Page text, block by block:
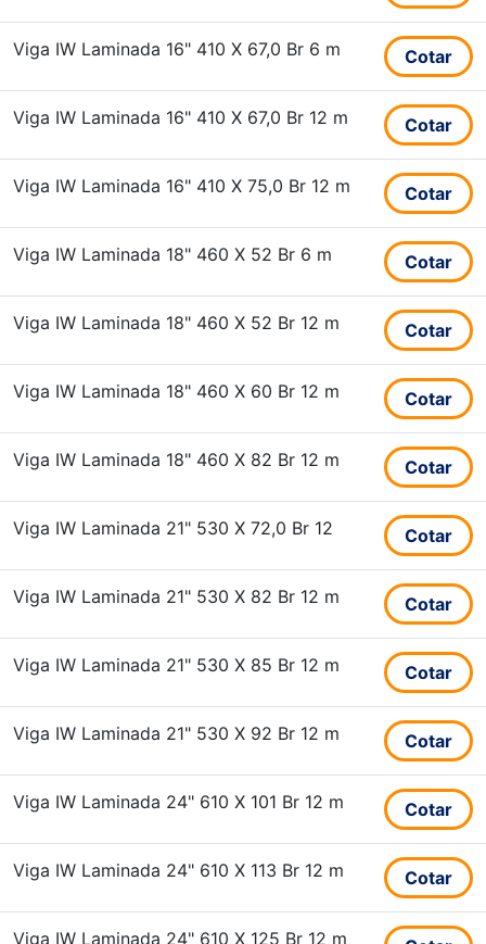
Viga IW Laminada 16" 410 X 67,0 Br 6 m Cotar
Viga IW Laminada 16" 410 X 67,0 Br 12 m Cotar
Viga IW Laminada 16" 410 X 75,0 Br 12 m Cotar
Viga IW Laminada 18" 460 X 52 Br 6 m Cotar
Viga IW Laminada 18" 460 X 52 Br 12 m Cotar
Viga IW Laminada 18" 460 X 60 Br 12 m Cotar
Viga IW Laminada 18" 460 X 82 Br 12 m Cotar
Viga IW Laminada 21" 530 X 72,0 Br 12 Cotar
Viga IW Laminada 21" 530 X 82 Br 12 m Cotar
Viga IW Laminada 21" 530 X 85 Br 12 m Cotar
Viga IW Laminada 21" 530 X 92 Br 12 m Cotar
Viga IW Laminada 24" 610 X 101 Br 12 m Cotar
Viga IW Laminada 24" 610 X 113 Br 12 m Cotar
Viga IW Laminada 24" 610 X 125 Br 12 m